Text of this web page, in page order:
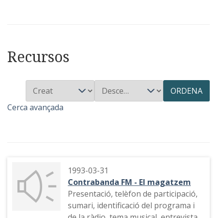
Recursos
ORDENA
Cerca avançada
1993-03-31
Contrabanda FM - El magatzem
Presentació, telèfon de participació,
sumari, identificació del programa i